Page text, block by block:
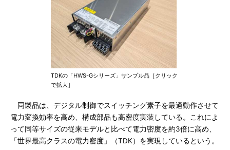
TDKの「HWS-Gシリーズ」サンプル品［クリック
で拡大］
同製品は、デジタル制御でスイッチング素子を最適動作させて
電力変換効率を高め、構成部品も高密度実装している。これによ
って同等サイズの従来モデルと比べて電力密度を約3倍に高め、
「世界最高クラスの電力密度」（TDK）を実現しているという。